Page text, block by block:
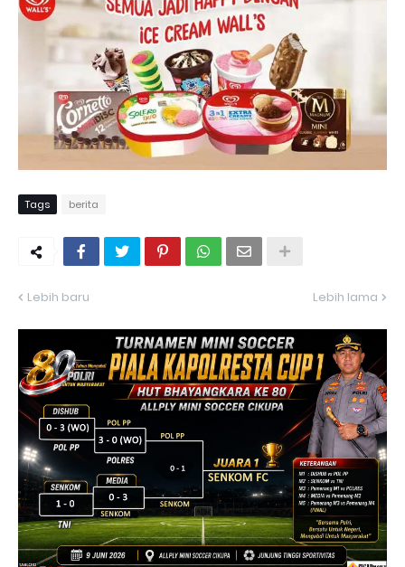
Tags berita
Lebih baru Lebih lama